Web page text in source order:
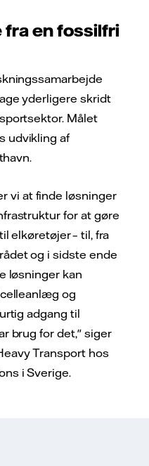
fra en fossilfri
yderligere skridt
Målet
udvikling af
vi at finde løsninger
for at gøre
elkøretøjer – til, fra
og i sidste ende
løsninger kan
og
adgang til
brug for det," siger
Transport hos
i Sverige.